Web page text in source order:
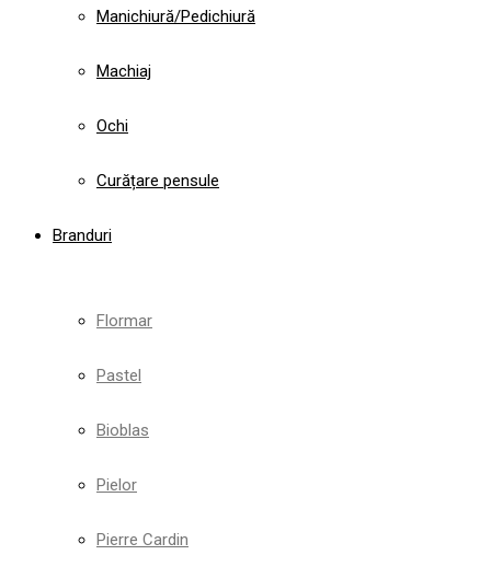
Manichiură/Pedichiură
Machiaj
Ochi
Curățare pensule
Branduri
Flormar
Pastel
Bioblas
Pielor
Pierre Cardin